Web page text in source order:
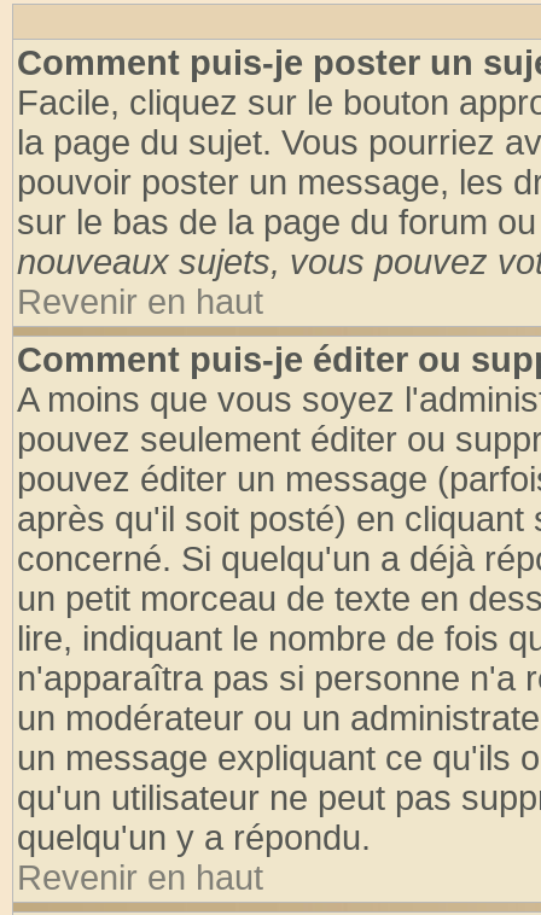
Comment puis-je poster un
Facile, cliquez sur le bouton
la page du sujet. Vous pourriez
pouvoir poster un message, les
sur le bas de la page du forum
nouveaux sujets, vous pouvez
Revenir en haut
Comment puis-je éditer ou
A moins que vous soyez
pouvez seulement éditer ou
pouvez éditer un message
après qu'il soit posté) en
concerné. Si quelqu'un a déjà
un petit morceau de texte en
lire, indiquant le nombre de fois
n'apparaîtra pas si personne n'a
un modérateur ou un
un message expliquant ce qu'ils
qu'un utilisateur ne peut pas
quelqu'un y a répondu.
Revenir en haut